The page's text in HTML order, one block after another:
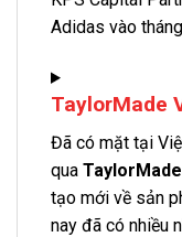
Adidas vào
TaylorMade
Đã có mặt tại
qua TaylorMade
tạo mới về sản
nay đã có nhiều